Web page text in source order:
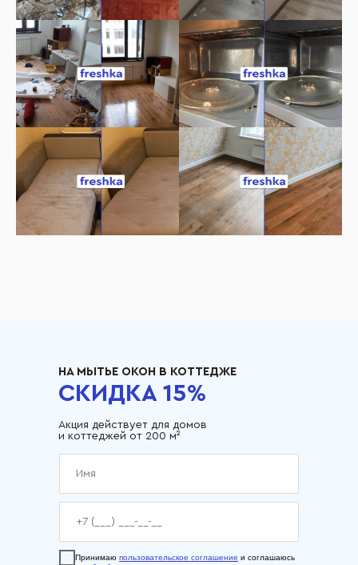
Принимаю пользовательское соглашение и соглашаюсь
СКИДКА 15%
НА МЫТЬЕ ОКОН В КОТТЕДЖЕ
Акция действует для домов
и коттеджей от 200 м²